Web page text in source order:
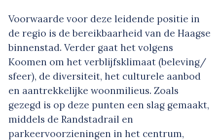
Voorwaarde voor deze leidende positie in
de regio is de bereikbaarheid van de Haagse
binnenstad. Verder gaat het volgens
Koomen om het verblijfsklimaat (beleving/
sfeer), de diversiteit, het culturele aanbod
en aantrekkelijke woonmilieus. Zoals
gezegd is op deze punten een slag gemaakt,
middels de Randstadrail en
parkeervoorzieningen in het centrum,